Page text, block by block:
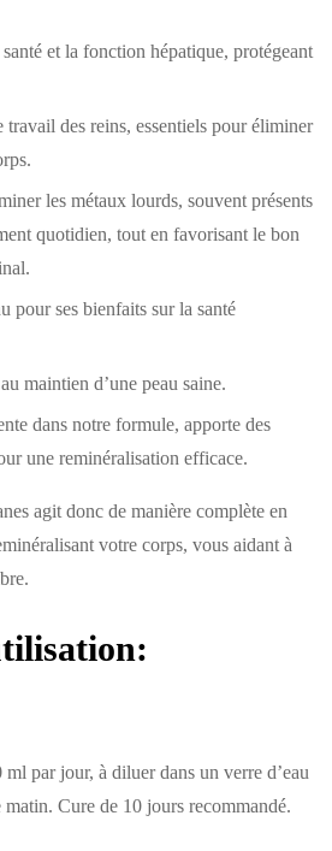
et la fonction hépatique, protégeant
des reins, essentiels pour éliminer
les métaux lourds, souvent présents
quotidien, tout en favorisant le bon
pour ses bienfaits sur la santé
maintien d’une peau saine.
dans notre formule, apporte des
une reminéralisation efficace.
agit donc de manière complète en
votre corps, vous aidant à
par jour, à diluer dans un verre d’eau
Cure de 10 jours recommandé.